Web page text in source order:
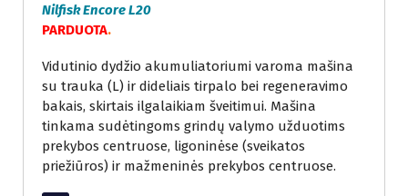
Nilfisk Encore L20
PARDUOTA.
Vidutinio dydžio akumuliatoriumi varoma mašina
su trauka (L) ir dideliais tirpalo bei regeneravimo
bakais, skirtais ilgalaikiam šveitimui. Mašina
tinkama sudėtingoms grindų valymo užduotims
prekybos centruose, ligoninėse (sveikatos
priežiūros) ir mažmeninės prekybos centruose.